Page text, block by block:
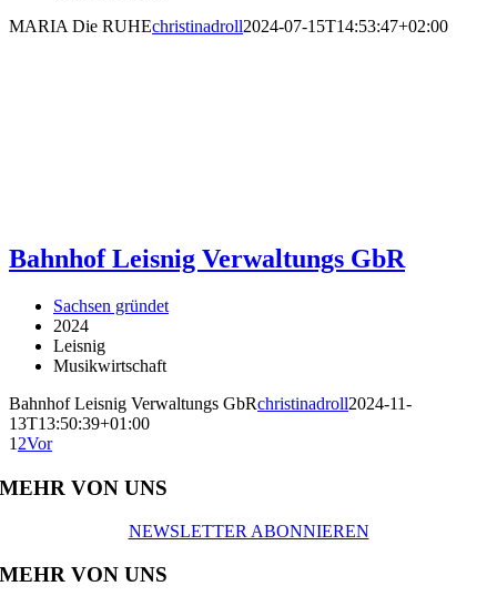
MARIA Die RUHEchristinadroll2024-07-15T14:53:47+02:00
Bahnhof Leisnig Verwaltungs GbR
Sachsen gründet
2024
Leisnig
Musikwirtschaft
Bahnhof Leisnig Verwaltungs GbRchristinadroll2024-11-
13T13:50:39+01:00
1 2Vor
MEHR VON UNS
NEWSLETTER ABONNIEREN
MEHR VON UNS